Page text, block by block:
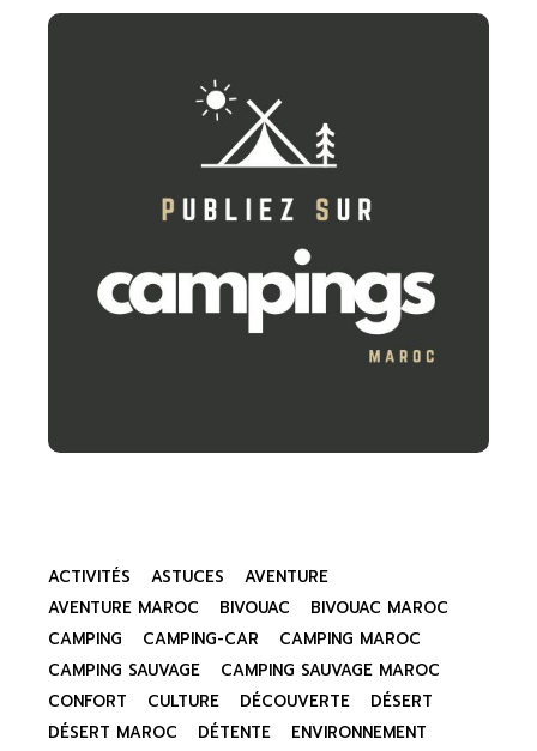
ACTIVITÉS ASTUCES
AVENTURE
AVENTURE MAROC
BIVOUAC
BIVOUAC MAROC
CAMPING
CAMPING-CAR
CAMPING MAROC
CAMPING SAUVAGE
CAMPING SAUVAGE MAROC
CONFORT
CULTURE DÉCOUVERTE
DÉSERT
DÉSERT MAROC
DÉTENTE
ENVIRONNEMENT